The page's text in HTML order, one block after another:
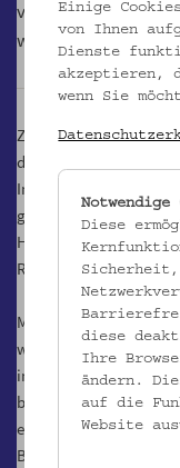
versuchte einen
werfen.
Ziel des Projektes war,
damaligen Ausstellung
Inou gestalteten
gegenwartsbezogenen
Heimatbegriff
Radiobeitrag zum
Medien spielten in der
wesentliche
innerhalb der
bestimmte Texte nicht
eines eigenen
Bildung der
Einige
von Ihnen
Dienste
akzeptieren,
wenn Sie
Notwendige
Diese
Sicherheit,
diese
Ihre
ändern.
auf die
Website